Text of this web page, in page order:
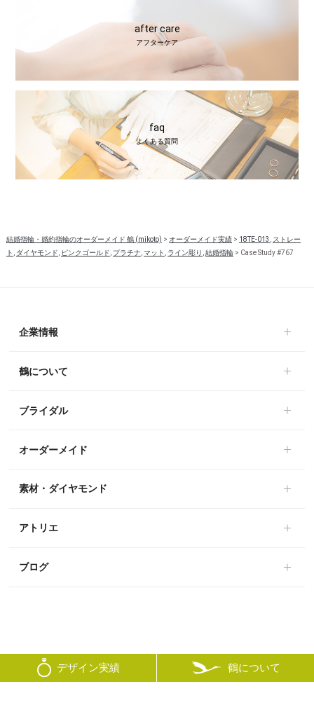
デザイン実績 鶴について
after care
アフターケア
faq
よくある質問
結婚指輪・婚約指輪のオーダーメイド 鶴 (mikoto) > オーダーメイド実績> 18TE-013
ストレー
ト
ダイヤモンド ピンクゴールド プラチナ マット ライン彫り 結婚指輪> Case Study #767
企業情報
鶴について
ブライダル
オーダーメイド
素材・ダイヤモンド
アトリエ
ブログ